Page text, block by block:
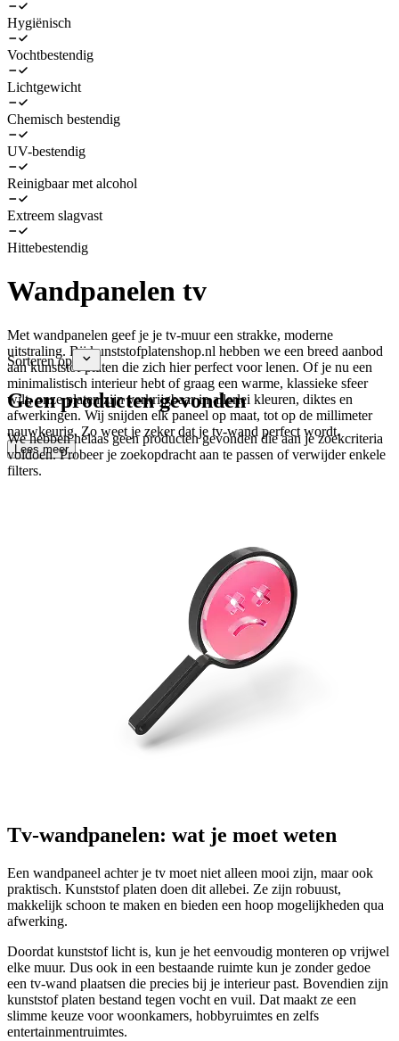
Hygiënisch
Vochtbestendig
Lichtgewicht
Chemisch bestendig
UV-bestendig
Reinigbaar met alcohol
Extreem slagvast
Hittebestendig
Wandpanelen tv
Met wandpanelen geef je je tv-muur een strakke, moderne
uitstraling. Bij kunststofplatenshop.nl hebben we een breed aanbod
aan kunststof platen die zich hier perfect voor lenen. Of je nu een
minimalistisch interieur hebt of graag een warme, klassieke sfeer
wilt, onze platen zijn verkrijgbaar in allerlei kleuren, diktes en
afwerkingen. Wij snijden elk paneel op maat, tot op de millimeter
nauwkeurig. Zo weet je zeker dat je tv-wand perfect wordt.
Lees meer
Sorteren op
Geen producten gevonden
We hebben helaas geen producten gevonden die aan je zoekcriteria
voldoen. Probeer je zoekopdracht aan te passen of verwijder enkele
filters.
Tv-wandpanelen: wat je moet weten
Een wandpaneel achter je tv moet niet alleen mooi zijn, maar ook
praktisch. Kunststof platen doen dit allebei. Ze zijn robuust,
makkelijk schoon te maken en bieden een hoop mogelijkheden qua
afwerking.
Doordat kunststof licht is, kun je het eenvoudig monteren op vrijwel
elke muur. Dus ook in een bestaande ruimte kun je zonder gedoe
een tv-wand plaatsen die precies bij je interieur past. Bovendien zijn
kunststof platen bestand tegen vocht en vuil. Dat maakt ze een
slimme keuze voor woonkamers, hobbyruimtes en zelfs
entertainmentruimtes.